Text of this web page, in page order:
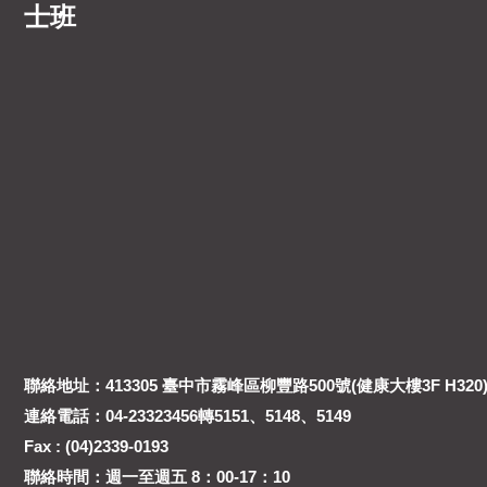
士班
聯絡地址：413305 臺中市霧峰區柳豐路500號(健康大樓3F H320)
連絡電話：04-23323456轉5151、5148、5149
Fax : (04)2339-0193
聯絡時間：週一至週五 8：00-17：10